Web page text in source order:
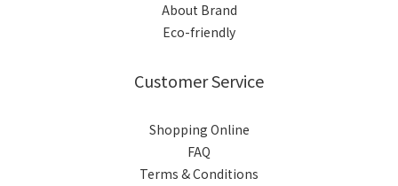
About Brand
Eco-friendly
Customer Service
Shopping Online
FAQ
Terms & Conditions